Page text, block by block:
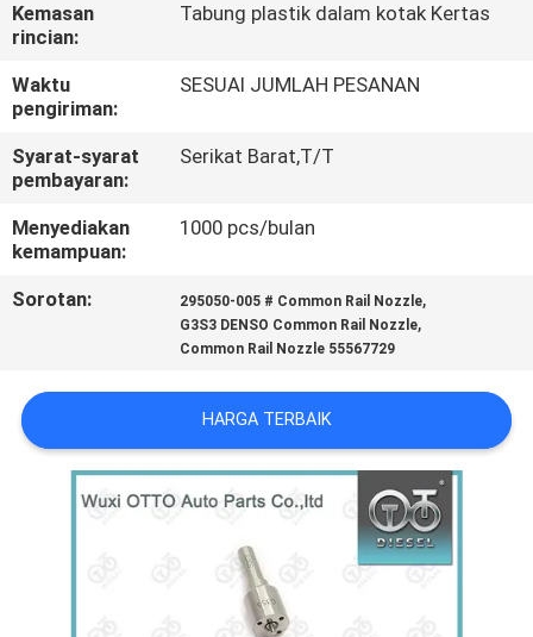
HUBUNGI
KAMI
BERITA
KASUS
PRIVACY
POLICY
Kemasan
rincian:
Tabung plastik dalam kotak Kertas
Waktu
pengiriman:
SESUAI JUMLAH PESANAN
Syarat-syarat
pembayaran:
Serikat Barat,T/T
Menyediakan
kemampuan:
1000 pcs/bulan
Sorotan: 295050-005 # Common Rail Nozzle,
G3S3 DENSO Common Rail Nozzle,
Common Rail Nozzle 55567729
HARGA TERBAIK